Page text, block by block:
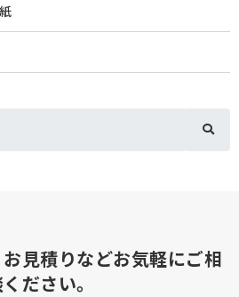
見積りなどお気軽にご相
ださい。